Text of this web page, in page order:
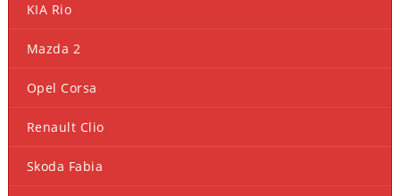
KIA Rio
Mazda 2
Opel Corsa
Renault Clio
Skoda Fabia